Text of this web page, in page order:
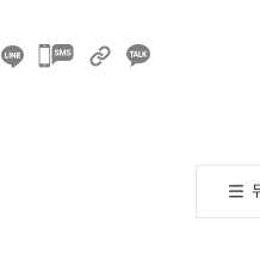
카카오톡